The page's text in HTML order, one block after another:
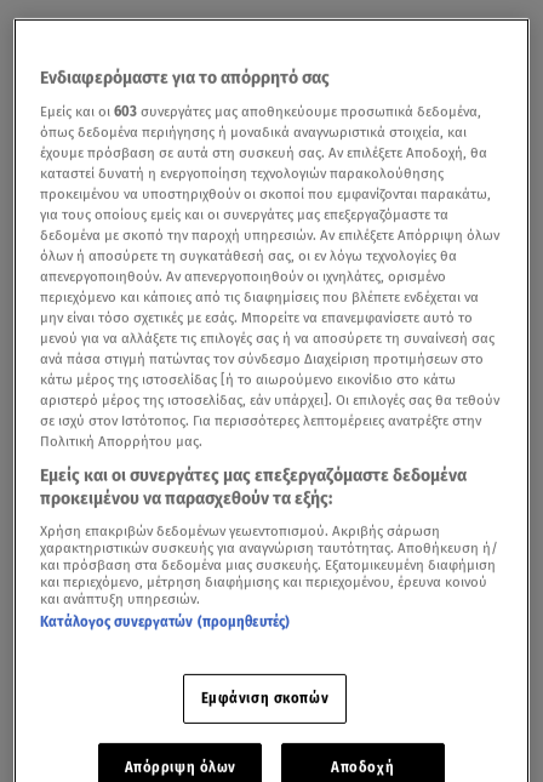
Ενδιαφερόμαστε για το απόρρητό σας
Εμείς και οι603 συνεργάτες μας αποθηκεύουμε προσωπικά δεδομένα,
όπως δεδομένα περιήγησης ή μοναδικά αναγνωριστικά στοιχεία, και
έχουμε πρόσβαση σε αυτά στη συσκευή σας. Αν επιλέξετε Αποδοχή, θα
καταστεί δυνατή η ενεργοποίηση τεχνολογιών παρακολούθησης
προκειμένου να υποστηριχθούν οι σκοποί που εμφανίζονται παρακάτω,
για τους οποίους εμείς και οι συνεργάτες μας επεξεργαζόμαστε τα
δεδομένα με σκοπό την παροχή υπηρεσιών. Αν επιλέξετε Απόρριψη όλων
όλων ή αποσύρετε τη συγκατάθεσή σας, οι εν λόγω τεχνολογίες θα
απενεργοποιηθούν. Αν απενεργοποιηθούν οι ιχνηλάτες, ορισμένο
περιεχόμενο και κάποιες από τις διαφημίσεις που βλέπετε ενδέχεται να
μην είναι τόσο σχετικές με εσάς. Μπορείτε να επανεμφανίσετε αυτό το
μενού για να αλλάξετε τις επιλογές σας ή να αποσύρετε τη συναίνεσή σας
ανά πάσα στιγμή πατώντας τον σύνδεσμο Διαχείριση προτιμήσεων στο
κάτω μέρος της ιστοσελίδας [ή το αιωρούμενο εικονίδιο στο κάτω
αριστερό μέρος της ιστοσελίδας, εάν υπάρχει]. Οι επιλογές σας θα τεθούν
σε ισχύ στον Ιστότοπος. Για περισσότερες λεπτομέρειες ανατρέξτε στην
Πολιτική Απορρήτου μας.
Εμείς και οι συνεργάτες μας επεξεργαζόμαστε δεδομένα
προκειμένου να παρασχεθούν τα εξής:
Χρήση επακριβών δεδομένων γεωεντοπισμού. Ακριβής σάρωση
χαρακτηριστικών συσκευής για αναγνώριση ταυτότητας. Αποθήκευση ή/
και πρόσβαση στα δεδομένα μιας συσκευής. Εξατομικευμένη διαφήμιση
και περιεχόμενο, μέτρηση διαφήμισης και περιεχομένου, έρευνα κοινού
και ανάπτυξη υπηρεσιών.
Κατάλογος συνεργατών (προμηθευτές)
Εμφάνιση σκοπών
Απόρριψη όλων Αποδοχή